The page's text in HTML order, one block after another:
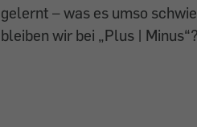
gelernt – was es umso
bleiben wir bei „Plus | Minus“?